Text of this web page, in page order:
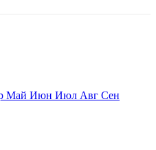
Май Июн Июл Авг Сен